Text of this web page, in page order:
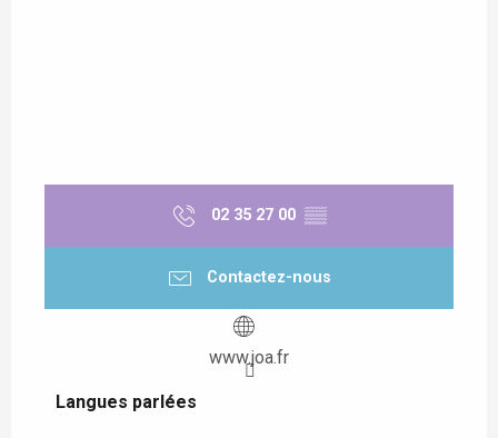
02 35 27 00 ▒▒
Contactez-nous
www.joa.fr
Langues parlées
Langues parlées